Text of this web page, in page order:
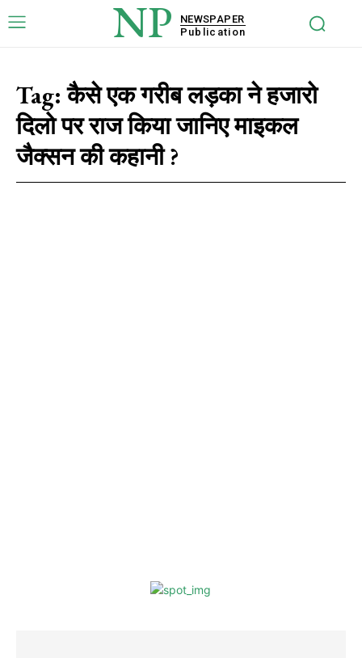
NP
NEWSPAPER
Publication
Tag:कैसे एक गरीब लड़का ने हजारो
दिलो पर राज किया जानिए माइकल
जैक्सन की कहानी ?